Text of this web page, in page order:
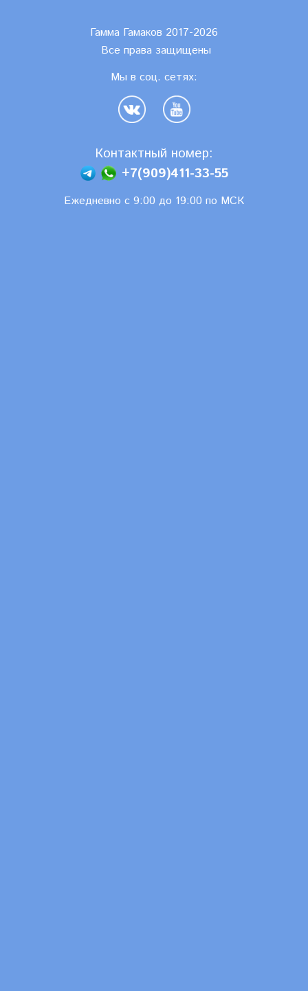
Гамма Гамаков 2017-2026
Все права защищены
Мы в соц. сетях:
Контактный номер:
+7(909)411-33-55
Ежедневно с 9:00 до 19:00 по МСК